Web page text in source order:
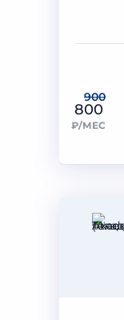
900
800
₽/МЕС